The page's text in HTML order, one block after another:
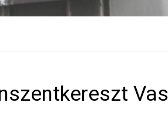
Vas